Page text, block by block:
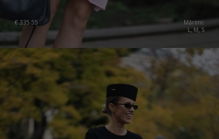
€335.55
Mărimi:
L, M, S
Spain
Sweden
Switzerland
Ukraine
United Kingdom